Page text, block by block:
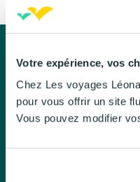
Votre expérience, vos
Chez Les voyages Léonard, nous utilisons des cookies
pour vous offrir un site
Vous pouvez modifier
Infos